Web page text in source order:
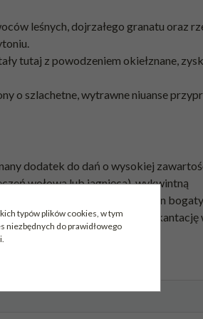
leśnych, dojrzałego granatu oraz
tutaj z powodzeniem okiełznane,
o szlachetne, wytrawne niuanse
dodatek do dań o wysokiej
wołowa lub jagnięca), wykwintną
Aby w pełni otworzyć ten
się również wcześniejszą dekantację
typów plików cookies, w tym
niezbędnych do prawidłowego